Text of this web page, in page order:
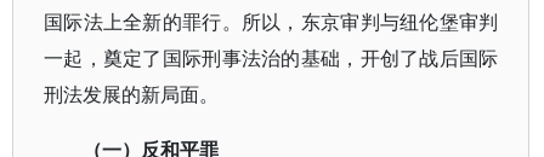
国际法上全新的罪行。所以，东京审判与纽伦堡审判
一起，奠定了国际刑事法治的基础，开创了战后国际
刑法发展的新局面。
（一）反和平罪